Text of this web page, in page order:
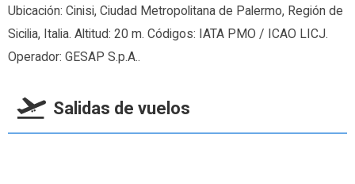
Ubicación: Cinisi, Ciudad Metropolitana de Palermo, Región de
Sicilia, Italia. Altitud: 20 m. Códigos: IATA PMO / ICAO LICJ.
Operador: GESAP S.p.A..
Salidas de vuelos